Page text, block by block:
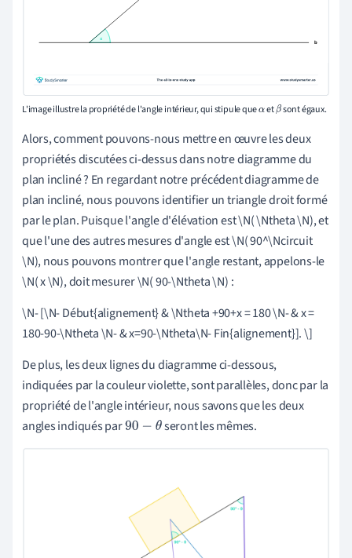
L'image illustre la propriété de l'angle intérieur, qui stipule queαetβsont égaux.
Alors, comment pouvons-nous mettre en œuvre les deux
propriétés discutées ci-dessus dans notre diagramme du
plan incliné ? En regardant notre précédent diagramme de
plan incliné, nous pouvons identifier un triangle droit formé
par le plan. Puisque l'angle d'élévation est \N( \Ntheta \N), et
que l'une des autres mesures d'angle est \N( 90^\Ncircuit
\N), nous pouvons montrer que l'angle restant, appelons-le
\N( x \N), doit mesurer \N( 90-\Ntheta \N) :
\N- [\N- Début{alignement} & \Ntheta +90+x = 180 \N- & x =
180-90-\Ntheta \N- & x=90-\Ntheta\N- Fin{alignement}]. \]
De plus, les deux lignes du diagramme ci-dessous,
indiquées par la couleur violette, sont parallèles, donc par la
propriété de l'angle intérieur, nous savons que les deux
angles indiqués par90− θ seront les mêmes.